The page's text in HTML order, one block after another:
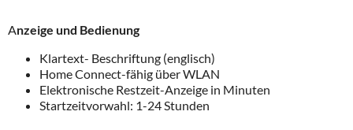
Anzeige und Bedienung
Klartext- Beschriftung (englisch)
Home Connect-fähig über WLAN
Elektronische Restzeit-Anzeige in Minuten
Startzeitvorwahl: 1-24 Stunden